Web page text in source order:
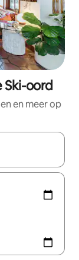
Ski-oord
en meer op
je een keuze